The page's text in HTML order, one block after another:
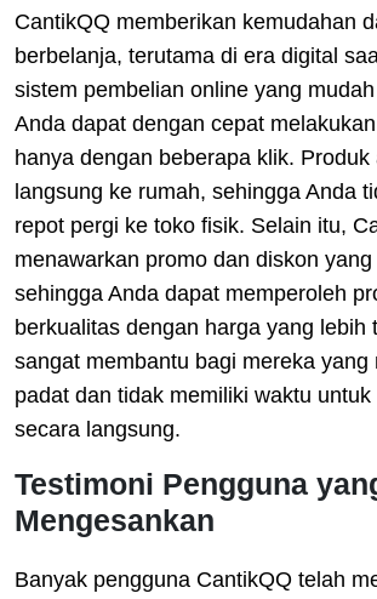
CantikQQ memberikan kemudahan
berbelanja, terutama di era digital
sistem pembelian online yang
Anda dapat dengan cepat
hanya dengan beberapa klik. Produk
langsung ke rumah, sehingga Anda
repot pergi ke toko fisik. Selain itu,
menawarkan promo dan diskon
sehingga Anda dapat memperoleh
berkualitas dengan harga yang lebih
sangat membantu bagi mereka yang
padat dan tidak memiliki waktu
secara langsung.
Testimoni Pengguna
Mengesankan
Banyak pengguna CantikQQ telah